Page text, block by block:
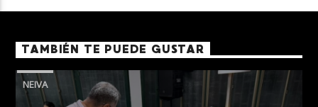
TAMBIÉN TE PUEDE GUSTAR
NEIVA